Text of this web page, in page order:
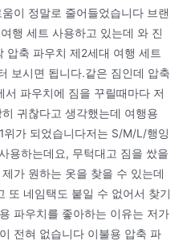
이 정말로 줄어들었습니다 브랜
행 세트 사용하고 있는데 와 진
압축 파우치 제2세대 여행 세트
보시면 됩니다.같은 짐인데 압축
파우치에 짐을 꾸릴때마다 저
귀찮다고 생각했는데 여행용
가 되었습니다저는 S/M/L/행잉
용하는데요, 무턱대고 짐을 쌌을
가 원하는 옷을 찾을 수 있는데
또 네임택도 붙일 수 없어서 찾기
파우치를 좋아하는 이유는 저가
전혀 없습니다 이불용 압축 파